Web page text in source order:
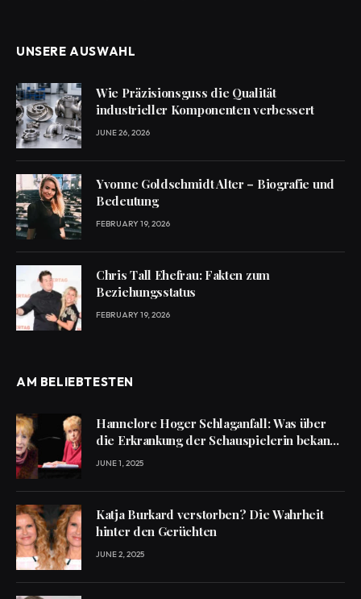
UNSERE AUSWAHL
Wie Präzisionsguss die Qualität
industrieller Komponenten verbessert
JUNE 26, 2026
Yvonne Goldschmidt Alter – Biografie und
Bedeutung
FEBRUARY 19, 2026
Chris Tall Ehefrau: Fakten zum
Beziehungsstatus
FEBRUARY 19, 2026
AM BELIEBTESTEN
Hannelore Hoger Schlaganfall: Was über
die Erkrankung der Schauspielerin bekannt
ist
JUNE 1, 2025
Katja Burkard verstorben? Die Wahrheit
hinter den Gerüchten
JUNE 2, 2025